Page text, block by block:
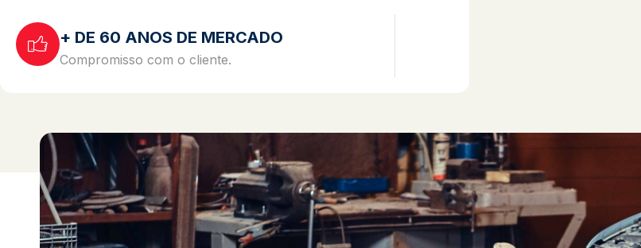
+ DE 60 ANOS DE MERCADO
Compromisso com o cliente.